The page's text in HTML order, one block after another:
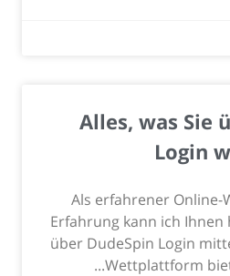
Alles, was Sie
Login
Als erfahrener Online-
Erfahrung kann ich Ihnen
über DudeSpin Login
Wettplattform